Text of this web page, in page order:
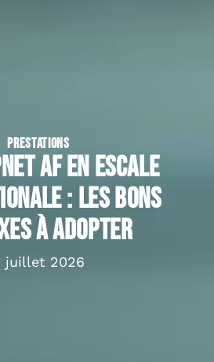
PRESTATIONS
AF en escale
: les bons
à adopter
juillet 2026